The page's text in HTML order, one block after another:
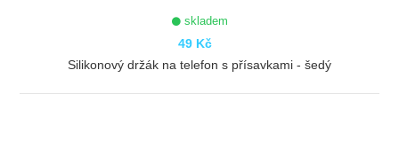
skladem
49 Kč
Silikonový držák na telefon s přísavkami - šedý